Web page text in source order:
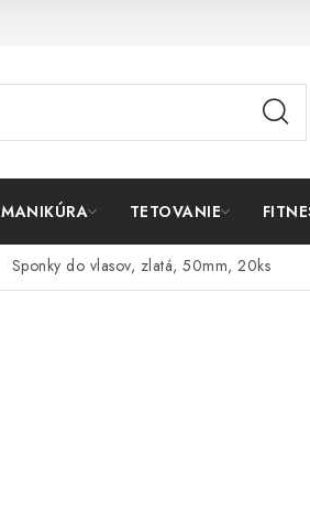
MANIKÚRA TETOVANIE
Sponky do vlasov, zlatá, 50mm, 20ks